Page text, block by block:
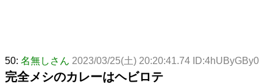
50: 名無しさん 2023/03/25(土) 20:20:41.74 ID:4hUByGBy0
完全メシのカレーはヘビロテ